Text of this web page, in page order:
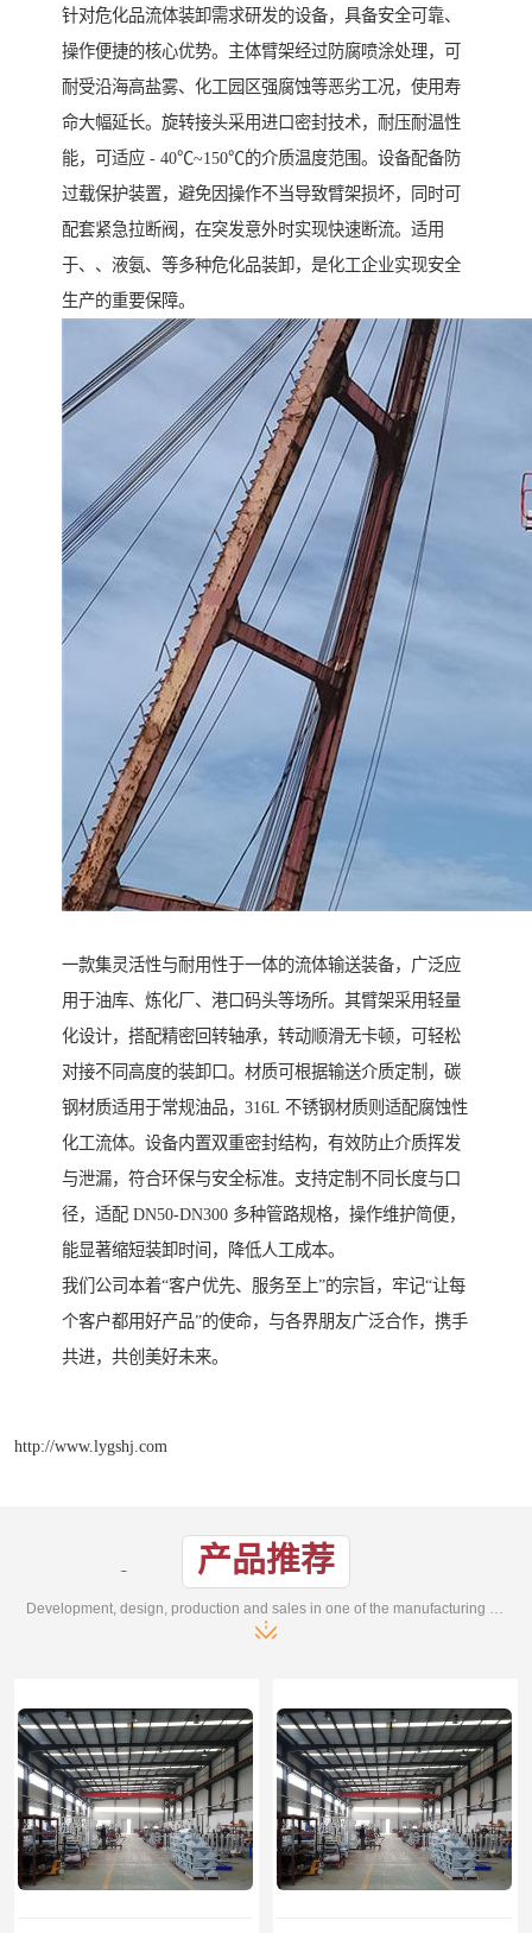
针对危化品流体装卸需求研发的设备，具备安全可靠、
操作便捷的核心优势。主体臂架经过防腐喷涂处理，可
耐受沿海高盐雾、化工园区强腐蚀等恶劣工况，使用寿
命大幅延长。旋转接头采用进口密封技术，耐压耐温性
能，可适应 - 40℃~150℃的介质温度范围。设备配备防
过载保护装置，避免因操作不当导致臂架损坏，同时可
配套紧急拉断阀，在突发意外时实现快速断流。适用
于、、液氨、等多种危化品装卸，是化工企业实现安全
生产的重要保障。
一款集灵活性与耐用性于一体的流体输送装备，广泛应
用于油库、炼化厂、港口码头等场所。其臂架采用轻量
化设计，搭配精密回转轴承，转动顺滑无卡顿，可轻松
对接不同高度的装卸口。材质可根据输送介质定制，碳
钢材质适用于常规油品，316L 不锈钢材质则适配腐蚀性
化工流体。设备内置双重密封结构，有效防止介质挥发
与泄漏，符合环保与安全标准。支持定制不同长度与口
径，适配 DN50-DN300 多种管路规格，操作维护简便，
能显著缩短装卸时间，降低人工成本。
我们公司本着“客户优先、服务至上”的宗旨，牢记“让每
个客户都用好产品”的使命，与各界朋友广泛合作，携手
共进，共创美好未来。
http://www.lygshj.com
产品推荐